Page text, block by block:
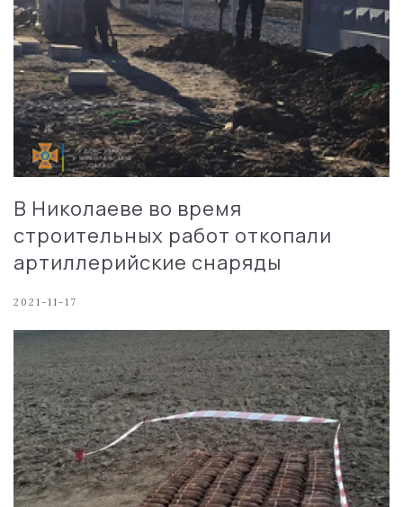
В Николаеве во время
строительных работ откопали
артиллерийские снаряды
2021-11-17